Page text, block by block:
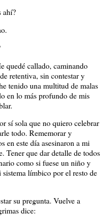
ahí?
quedé callado, caminando
retentiva, sin contestar y
tenido una multitud de malas
en lo más profundo de mis
sí sola que no quiero celebrar
todo. Rememorar y
en este día asesinaron a mi
Tener que dar detalle de todos
como si fuese un niño y
sistema límbico por el resto de
su pregunta. Vuelve a
dice: